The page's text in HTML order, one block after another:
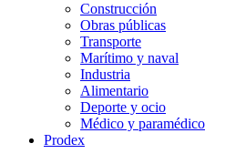
Construcción
Obras públicas
Transporte
Marítimo y naval
Industria
Alimentario
Deporte y ocio
Médico y paramédico
Prodex